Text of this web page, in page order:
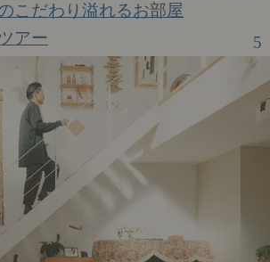
こだわり溢れるお部屋
アー
5